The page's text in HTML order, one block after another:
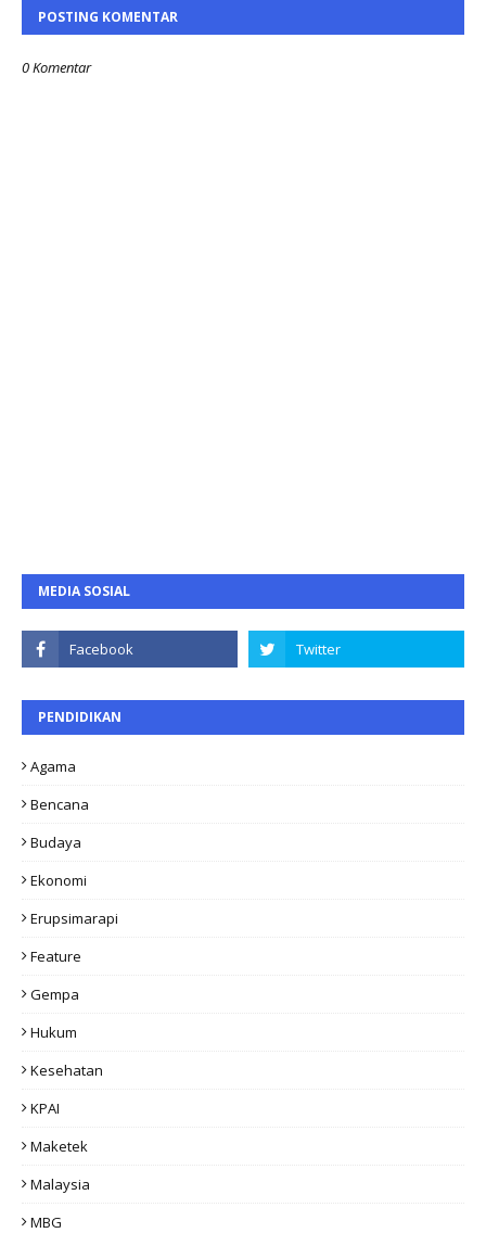
POSTING KOMENTAR
0 Komentar
MEDIA SOSIAL
PENDIDIKAN
Agama
Bencana
Budaya
Ekonomi
Erupsimarapi
Feature
Gempa
Hukum
Kesehatan
KPAI
Maketek
Malaysia
MBG